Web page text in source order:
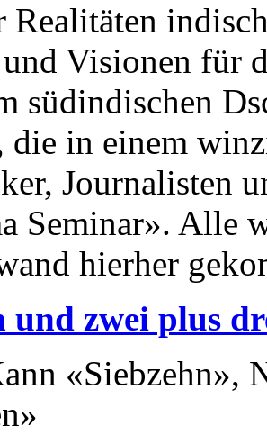
Realitäten
und Visionen für
süd­indischen
die in einem
Journalisten
Seminar». Alle
hierher
und zwei plus
«Siebzehn»,